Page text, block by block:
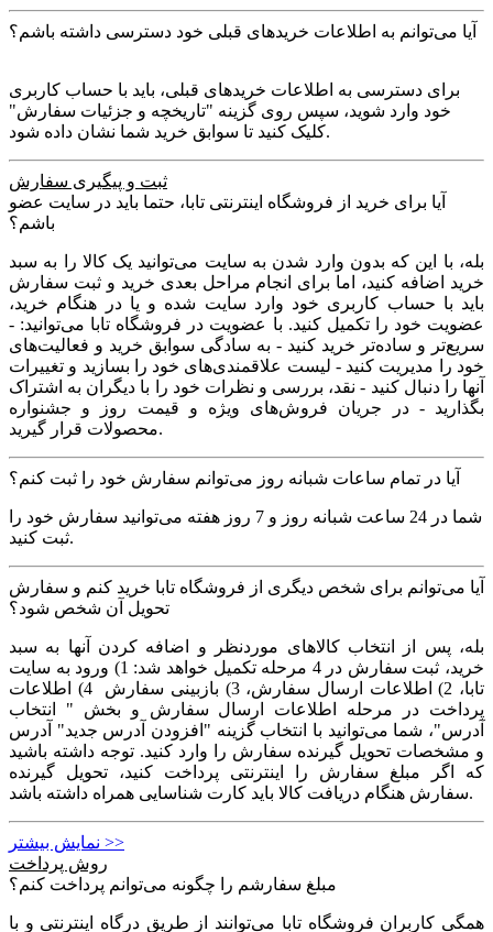
آیا می‌‏توانم به اطلاعات خریدهای قبلی خود دسترسی داشته باشم؟
برای دسترسی به اطلاعات خریدهای قبلی، باید با حساب کاربری
خود وارد شوید، سپس روی گزینه "تاریخچه و جزئیات سفارش"
کلیک کنید تا سوابق خرید شما نشان داده ‏شود.
ثبت و پیگیری سفارش
آیا برای خرید از فروشگاه اینترنتی تابا، حتما باید در سایت عضو
باشم؟
بله، با این که بدون وارد شدن به سایت می‏‌توانید یک کالا را به سبد
خرید اضافه کنید، اما برای انجام مراحل بعدی خرید و ثبت سفارش
باید با حساب کاربری خود وارد سایت شده و یا در هنگام خرید،
عضویت خود را تکمیل کنید. با عضویت در فروشگاه تابا می‌توانید: -
سریع‌تر و ساده‌تر خرید کنید - به سادگی سوابق خرید و فعالیت‌های
خود را مدیریت کنید - لیست علاقمندی‌های خود را بسازید و تغییرات
آنها را دنبال کنید - نقد، بررسی و نظرات خود را با دیگران به اشتراک
بگذارید - در جریان فروش‌های ویژه و قیمت روز و جشنواره
محصولات قرار گیرید.
آیا در تمام ساعات شبانه روز می‌توانم سفارش خود را ثبت کنم؟
شما در 24 ساعت شبانه روز و 7 روز هفته می‌‏توانید سفارش خود را
ثبت کنید.
آیا می‌توانم برای شخص دیگری از فروشگاه تابا خرید کنم و سفارش
تحویل آن شخص شود؟
بله، پس از انتخاب کالاهای موردنظر و اضافه کردن آنها به سبد
خرید، ثبت سفارش در 4 مرحله تکمیل خواهد شد: 1) ورود به سایت
تابا، 2) اطلاعات ارسال سفارش، 3) بازبینی سفارش 4) اطلاعات
پرداخت در مرحله اطلاعات ارسال سفارش و بخش " انتخاب
آدرس"، شما می‌توانید با انتخاب گزینه "افزودن آدرس جدید" آدرس
و مشخصات تحویل گیرنده سفارش را وارد کنید. توجه داشته باشید
که اگر مبلغ سفارش را اینترنتی پرداخت کنید، تحویل گیرنده
سفارش هنگام دریافت کالا باید کارت شناسایی همراه داشته باشد.
نمایش بیشتر >>
روش پرداخت
مبلغ سفارشم را چگونه می‏‌توانم پرداخت کنم؟
همگی کاربران فروشگاه تابا می‌توانند از طریق درگاه اینترنتی و با